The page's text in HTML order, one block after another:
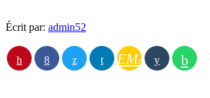
Écrit par: admin52
EMAIL